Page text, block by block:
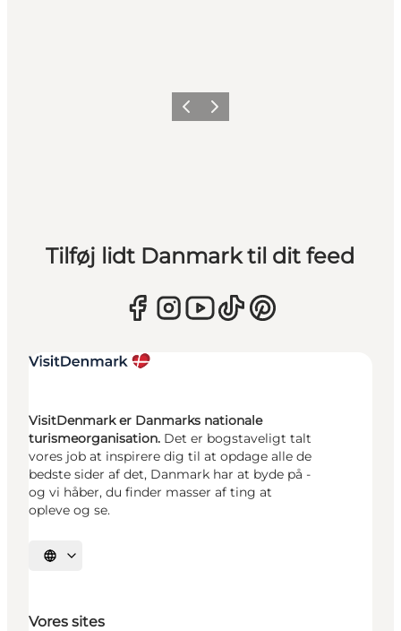
ForrigeNæste
Tilføj lidt Danmark til dit feed
VisitDenmark er Danmarks nationale
turismeorganisation. Det er bogstaveligt talt
vores job at inspirere dig til at opdage alle de
bedste sider af det, Danmark har at byde på -
og vi håber, du finder masser af ting at
opleve og se.
Vælg sprog
Vores sites